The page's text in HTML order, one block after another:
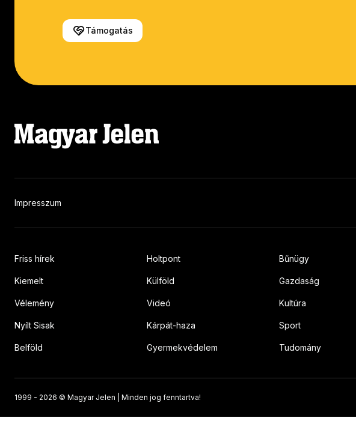
Támogatás
Impresszum
Friss hírek
Kiemelt
Vélemény
Nyílt Sisak
Belföld
Holtpont
Külföld
Videó
Kárpát-haza
Gyermekvédelem
Bűnügy
Gazdaság
Kultúra
Sport
Tudomány
1999 - 2026 © Magyar Jelen | Minden jog fenntartva!